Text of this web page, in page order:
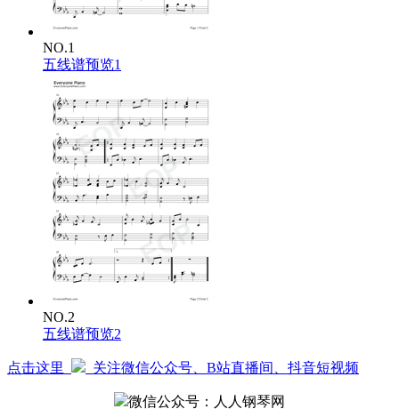
NO.1
五线谱预览1
NO.2
五线谱预览2
点击这里 关注微信公众号、B站直播间、抖音短视频
微信公众号：人人钢琴网